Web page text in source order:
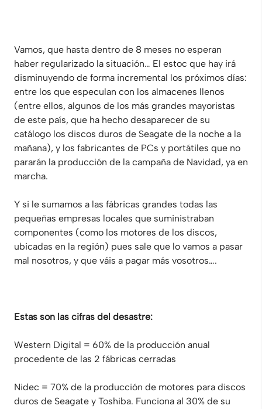
Vamos, que hasta dentro de 8 meses no esperan
haber regularizado la situación… El estoc que hay irá
disminuyendo de forma incremental los próximos días:
entre los que especulan con los almacenes llenos
(entre ellos, algunos de los más grandes mayoristas
de este país, que ha hecho desaparecer de su
catálogo los discos duros de Seagate de la noche a la
mañana), y los fabricantes de PCs y portátiles que no
pararán la producción de la campaña de Navidad, ya en
marcha.
Y si le sumamos a las fábricas grandes todas las
pequeñas empresas locales que suministraban
componentes (como los motores de los discos,
ubicadas en la región) pues sale que lo vamos a pasar
mal nosotros, y que váis a pagar más vosotros….
Estas son las cifras del desastre:
Western Digital = 60% de la producción anual
procedente de las 2 fábricas cerradas
Nidec = 70% de la producción de motores para discos
duros de Seagate y Toshiba. Funciona al 30% de su